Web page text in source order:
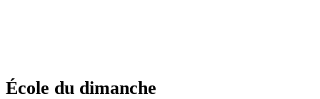
École du dimanche